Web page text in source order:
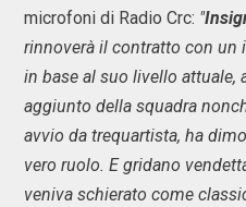
microfoni di Radio Crc: "
rinnoverà il contratto con un
in base al suo livello attuale,
aggiunto della squadra
avvio da trequartista, ha
vero ruolo. E gridano
veniva schierato come